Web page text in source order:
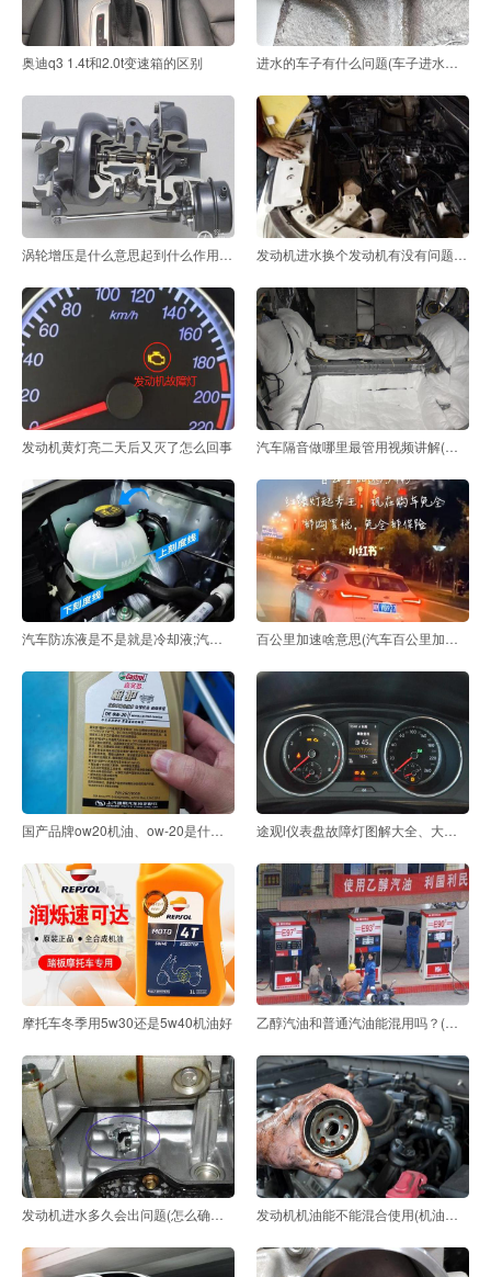
奥迪q3 1.4t和2.0t变速箱的区别 进水的车子有什么问题(车子进水有什么症状)
涡轮增压是什么意思起到什么作用,涡轮增压发动机是什 发动机进水换个发动机有没有问题-发动机进水需要换哪
发动机黄灯亮二天后又灭了怎么回事 汽车隔音做哪里最管用视频讲解(汽车隔音做哪里最管用
汽车防冻液是不是就是冷却液;汽车冷却液就是防冻液吗 百公里加速啥意思(汽车百公里加速什么意思)
国产品牌ow20机油、ow-20是什么机油 途观l仪表盘故障灯图解大全、大众途观报图解大全
摩托车冬季用5w30还是5w40机油好 乙醇汽油和普通汽油能混用吗？(乙醇汽油可以和普通汽
发动机进水多久会出问题(怎么确定发动机进水了) 发动机机油能不能混合使用(机油能否混合用)